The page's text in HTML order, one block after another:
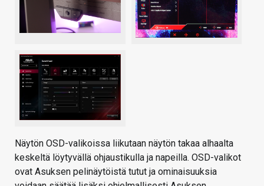
Näytön OSD-valikoissa liikutaan näytön takaa alhaalta
keskeltä löytyvällä ohjaustikulla ja napeilla. OSD-valikot
ovat Asuksen pelinäytöistä tutut ja ominaisuuksia